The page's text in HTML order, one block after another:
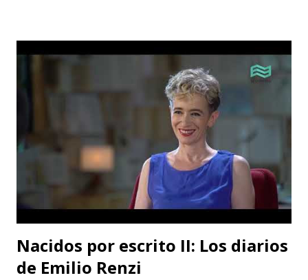
Galponcito De Umbral- Correo De Voz Teatro , Candela
Teatro y CASA TEA -Teatro Estudio Alcaraván- este último,
organizador del festival. Teatro Estudio Alcaraván, las
salas del corredor cultural, los grupos y artistas
participantes les hacen una cordial invitación al público
capitalino y a los espectadores del arte y la cultura en la
ciudad (y fuera de ella) para que asistan a la tercera versión
de este festival internacional de teatro que este año les ...
Nacidos por escrito II: Los diarios
de Emilio Renzi